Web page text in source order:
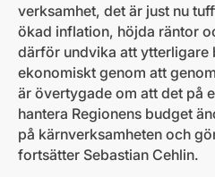
verksamhet, det är just nu
ökad inflation, höjda räntor
därför undvika att ytterligare
ekonomiskt genom att
är övertygade om att det på
hantera Regionens budget
på kärnverksamheten och
fortsätter Sebastian Cehlin.